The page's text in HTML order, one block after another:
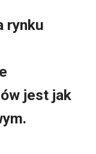
rynku
jest jak